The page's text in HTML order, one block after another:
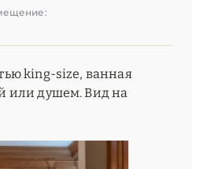
king-size, ванная
или душем. Вид на